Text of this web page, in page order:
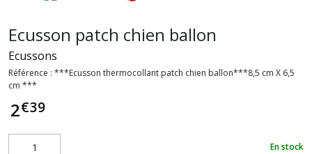
Ecusson patch chien ballon
Ecussons
Référence : ***Ecusson thermocollant patch chien ballon***8,5 cm X 6,5
cm ***
2€39
En stock